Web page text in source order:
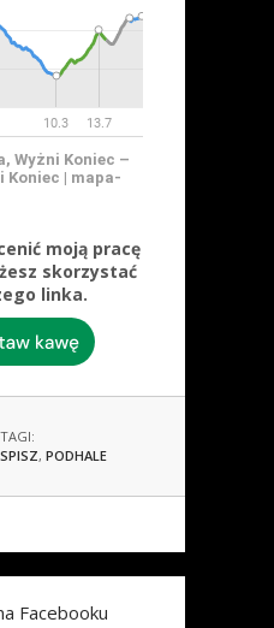
Wyżni Koniec –
Koniec | mapa-
moją pracę
skorzystać
linka.
TAGI:
SPISZ, PODHALE
Facebooku